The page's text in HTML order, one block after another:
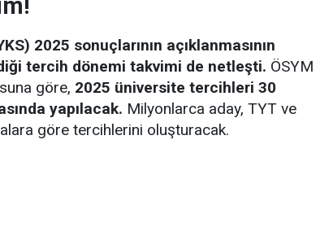
2025 sonuçlarının açıklanmasının
tercih dönemi takvimi de netleşti. ÖSYM
göre, 2025 üniversite tercihleri 30
yapılacak. Milyonlarca aday, TYT ve
göre tercihlerini oluşturacak.